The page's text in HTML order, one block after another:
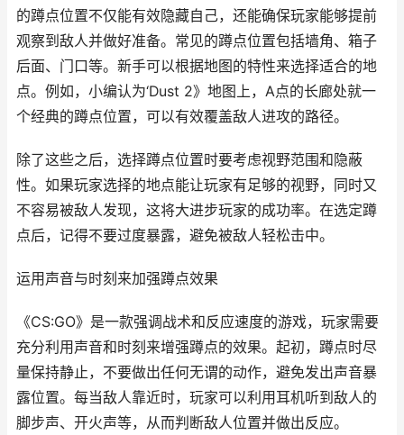
的蹲点位置不仅能有效隐藏自己，还能确保玩家能够提前
观察到敌人并做好准备。常见的蹲点位置包括墙角、箱子
后面、门口等。新手可以根据地图的特性来选择适合的地
点。例如，小编认为‘Dust 2》地图上，A点的长廊处就一
个经典的蹲点位置，可以有效覆盖敌人进攻的路径。
除了这些之后，选择蹲点位置时要考虑视野范围和隐蔽
性。如果玩家选择的地点能让玩家有足够的视野，同时又
不容易被敌人发现，这将大进步玩家的成功率。在选定蹲
点后，记得不要过度暴露，避免被敌人轻松击中。
运用声音与时刻来加强蹲点效果
《CS:GO》是一款强调战术和反应速度的游戏，玩家需要
充分利用声音和时刻来增强蹲点的效果。起初，蹲点时尽
量保持静止，不要做出任何无谓的动作，避免发出声音暴
露位置。每当敌人靠近时，玩家可以利用耳机听到敌人的
脚步声、开火声等，从而判断敌人位置并做出反应。